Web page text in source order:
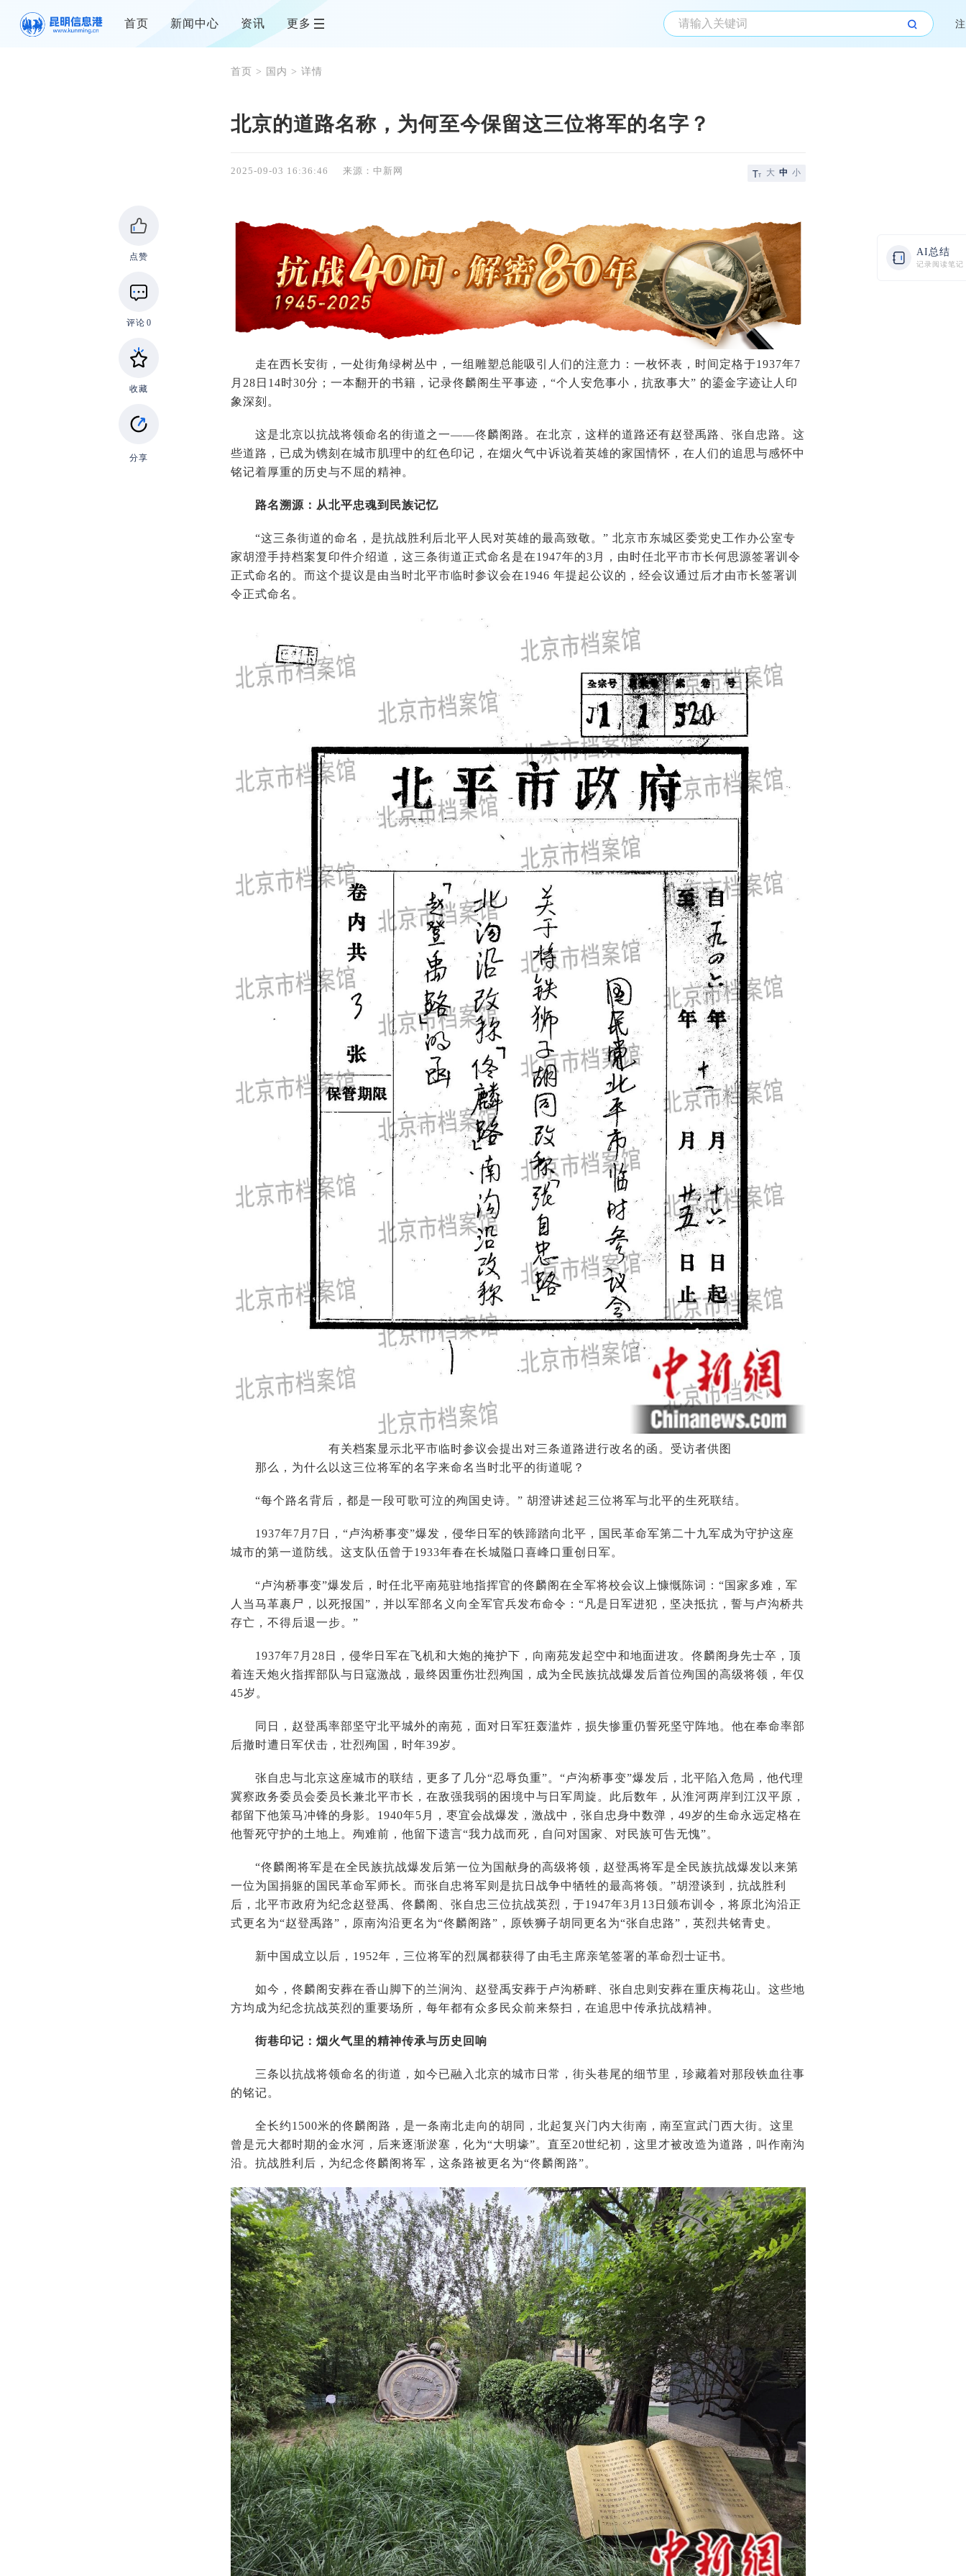
首页 新闻中心 资讯 更多
点赞
评论 0
收藏
分享
AI总结
记录阅读笔记
首页 > 国内 > 详情
北京的道路名称，为何至今保留这三位将军的名字？
2025-09-03 16:36:46 来源：中新网 大 中 小
走在西长安街，一处街角绿树丛中，一组雕塑总能吸引人们的注意力：一枚怀表，时间定格于1937年7
月28日14时30分；一本翻开的书籍，记录佟麟阁生平事迹，“个人安危事小，抗敌事大” 的鎏金字迹让人印
象深刻。
这是北京以抗战将领命名的街道之一——佟麟阁路。在北京，这样的道路还有赵登禹路、张自忠路。这
些道路，已成为镌刻在城市肌理中的红色印记，在烟火气中诉说着英雄的家国情怀，在人们的追思与感怀中
铭记着厚重的历史与不屈的精神。
路名溯源：从北平忠魂到民族记忆
“这三条街道的命名，是抗战胜利后北平人民对英雄的最高致敬。” 北京市东城区委党史工作办公室专
家胡澄手持档案复印件介绍道，这三条街道正式命名是在1947年的3月，由时任北平市市长何思源签署训令
正式命名的。而这个提议是由当时北平市临时参议会在1946 年提起公议的，经会议通过后才由市长签署训
令正式命名。
有关档案显示北平市临时参议会提出对三条道路进行改名的函。受访者供图
那么，为什么以这三位将军的名字来命名当时北平的街道呢？
“每个路名背后，都是一段可歌可泣的殉国史诗。” 胡澄讲述起三位将军与北平的生死联结。
1937年7月7日，“卢沟桥事变”爆发，侵华日军的铁蹄踏向北平，国民革命军第二十九军成为守护这座
城市的第一道防线。这支队伍曾于1933年春在长城隘口喜峰口重创日军。
“卢沟桥事变”爆发后，时任北平南苑驻地指挥官的佟麟阁在全军将校会议上慷慨陈词：“国家多难，军
人当马革裹尸，以死报国”，并以军部名义向全军官兵发布命令：“凡是日军进犯，坚决抵抗，誓与卢沟桥共
存亡，不得后退一步。”
1937年7月28日，侵华日军在飞机和大炮的掩护下，向南苑发起空中和地面进攻。佟麟阁身先士卒，顶
着连天炮火指挥部队与日寇激战，最终因重伤壮烈殉国，成为全民族抗战爆发后首位殉国的高级将领，年仅
45岁。
同日，赵登禹率部坚守北平城外的南苑，面对日军狂轰滥炸，损失惨重仍誓死坚守阵地。他在奉命率部
后撤时遭日军伏击，壮烈殉国，时年39岁。
张自忠与北京这座城市的联结，更多了几分“忍辱负重”。“卢沟桥事变”爆发后，北平陷入危局，他代理
冀察政务委员会委员长兼北平市长，在敌强我弱的困境中与日军周旋。此后数年，从淮河两岸到江汉平原，
都留下他策马冲锋的身影。1940年5月，枣宜会战爆发，激战中，张自忠身中数弹，49岁的生命永远定格在
他誓死守护的土地上。殉难前，他留下遗言“我力战而死，自问对国家、对民族可告无愧”。
“佟麟阁将军是在全民族抗战爆发后第一位为国献身的高级将领，赵登禹将军是全民族抗战爆发以来第
一位为国捐躯的国民革命军师长。而张自忠将军则是抗日战争中牺牲的最高将领。”胡澄谈到，抗战胜利
后，北平市政府为纪念赵登禹、佟麟阁、张自忠三位抗战英烈，于1947年3月13日颁布训令，将原北沟沿正
式更名为“赵登禹路”，原南沟沿更名为“佟麟阁路”，原铁狮子胡同更名为“张自忠路”，英烈共铭青史。
新中国成立以后，1952年，三位将军的烈属都获得了由毛主席亲笔签署的革命烈士证书。
如今，佟麟阁安葬在香山脚下的兰涧沟、赵登禹安葬于卢沟桥畔、张自忠则安葬在重庆梅花山。这些地
方均成为纪念抗战英烈的重要场所，每年都有众多民众前来祭扫，在追思中传承抗战精神。
街巷印记：烟火气里的精神传承与历史回响
三条以抗战将领命名的街道，如今已融入北京的城市日常，街头巷尾的细节里，珍藏着对那段铁血往事
的铭记。
全长约1500米的佟麟阁路，是一条南北走向的胡同，北起复兴门内大街南，南至宣武门西大街。这里
曾是元大都时期的金水河，后来逐渐淤塞，化为“大明壕”。直至20世纪初，这里才被改造为道路，叫作南沟
沿。抗战胜利后，为纪念佟麟阁将军，这条路被更名为“佟麟阁路”。